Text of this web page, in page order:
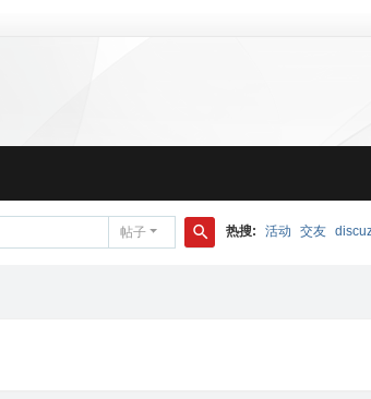
帖子 热搜: 活动 交友